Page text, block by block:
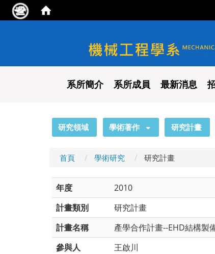
國立陽明交通大學 機械
系所簡介 系所成員 最新消息
研究領域 學術著作 研究計畫
首頁 學術研究 研究計畫
年度
2010
計畫類別
研究計畫
計畫名稱
產學合作計畫--EHD結構製
參與人
王啟川